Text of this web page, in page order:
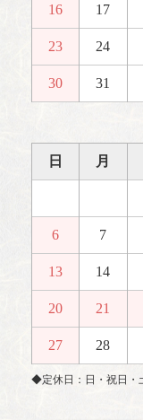
16 17
23 24
30 31
日 月
6 7
13 14
20 21
27 28
◆定休日：日・祝日・